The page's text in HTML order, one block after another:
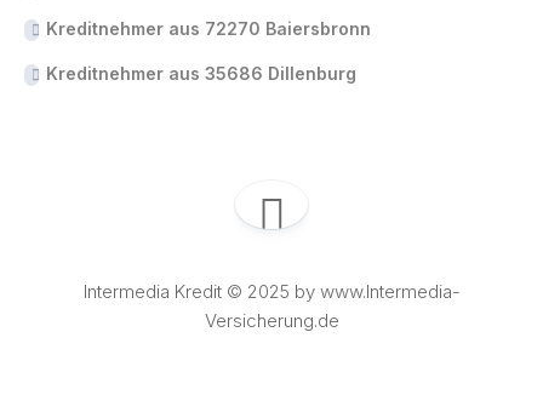
Kreditnehmer aus 72270 Baiersbronn
Kreditnehmer aus 35686 Dillenburg
Intermedia Kredit © 2025 by www.Intermedia-
Versicherung.de